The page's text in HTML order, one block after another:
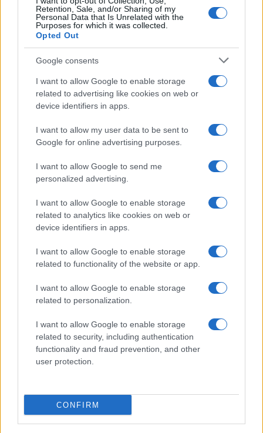
Retention, Sale, and/or Sharing of my
Personal Data that Is Unrelated with the
Purposes for which it was collected.
Opted Out
Google consents
I want to allow Google to enable storage
related to advertising like cookies on web or
device identifiers in apps.
I want to allow my user data to be sent to
Google for online advertising purposes.
I want to allow Google to send me
personalized advertising.
I want to allow Google to enable storage
related to analytics like cookies on web or
device identifiers in apps.
I want to allow Google to enable storage
related to functionality of the website or app.
I want to allow Google to enable storage
related to personalization.
I want to allow Google to enable storage
related to security, including authentication
functionality and fraud prevention, and other
user protection.
CONFIRM
Fiumicino, squalo attacca un pescatore: attimi di
terrore sul lungomare romano
UFFICIALE: il Lazio torna in zona rossa. Approvato il
nuovo decreto legge anti-Covid
Roma – Rissa tra riders, un accoltellato
ULTIME NOTIZIE
Benedetta Marino e l’appello per
un futuro più sicuro per i giovani
8 ore fa